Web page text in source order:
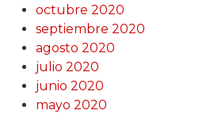
octubre 2020
septiembre 2020
agosto 2020
julio 2020
junio 2020
mayo 2020